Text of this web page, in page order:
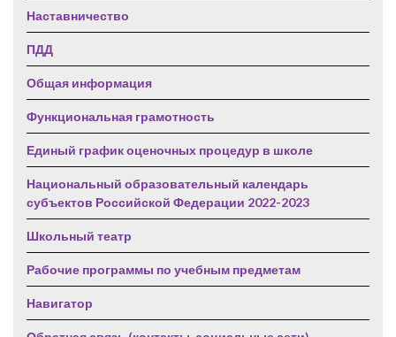
Наставничество
ПДД
Общая информация
Функциональная грамотность
Единый график оценочных процедур в школе
Национальный образовательный календарь
субъектов Российской Федерации 2022-2023
Школьный театр
Рабочие программы по учебным предметам
Навигатор